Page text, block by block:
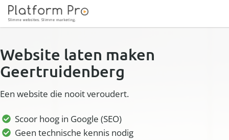
Website laten maken
Geertruidenberg
Een website die nooit veroudert.
Scoor hoog in Google (SEO)
Geen technische kennis nodig